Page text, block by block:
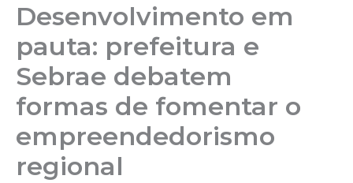
Desenvolvimento em
pauta: prefeitura e
Sebrae debatem
formas de fomentar o
empreendedorismo
regional